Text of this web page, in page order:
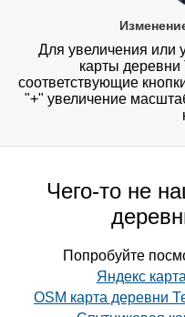
Для увеличения или
карты деревни
соответствующие
"+" увеличение
Чего-то не
Попробуйте
Яндекс
OSM карта деревни